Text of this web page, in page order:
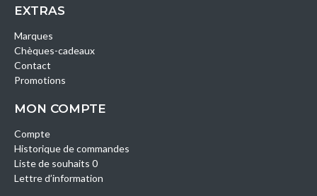
EXTRAS
Marques
Chèques-cadeaux
Contact
Promotions
MON COMPTE
Compte
Historique de commandes
Liste de souhaits 0
Lettre d’information